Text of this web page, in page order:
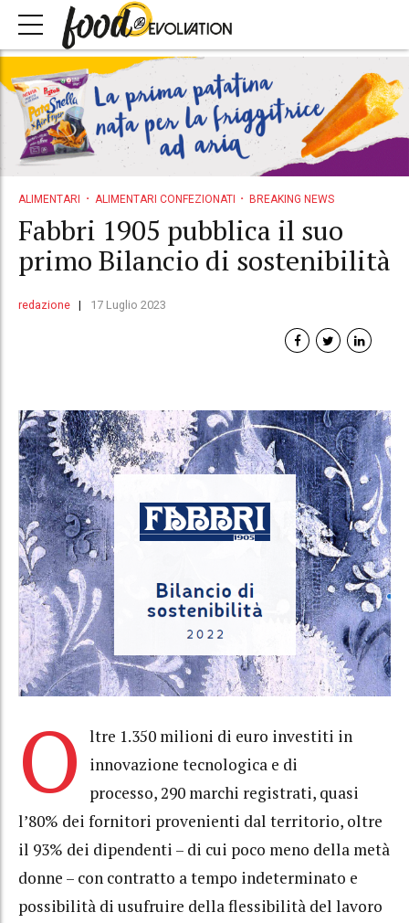
ALIMENTARI ALIMENTARI CONFEZIONATI BREAKING NEWS
Fabbri 1905 pubblica il suo
primo Bilancio di sostenibilità
redazione 17 Luglio 2023
O
ltre 1.350 milioni di euro investiti in
innovazione tecnologica e di
processo, 290 marchi registrati, quasi
l’80% dei fornitori provenienti dal territorio, oltre
il 93% dei dipendenti – di cui poco meno della metà
donne – con contratto a tempo indeterminato e
possibilità di usufruire della flessibilità del lavoro